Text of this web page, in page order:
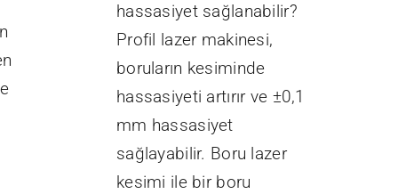
hassasiyet sağlanabilir?
Profil lazer makinesi,
boruların kesiminde
hassasiyeti artırır ve ±0,1
mm hassasiyet
sağlayabilir. Boru lazer
kesimi ile bir boru